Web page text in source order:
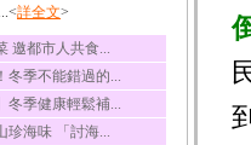
荔枝
荔枝性質溫和所含的營
養素有醣類、檸檬酸...
五味子
五味子性質溫熱所含營
養成分有揮發油、檸...
詳全文>
邀都市人共食...
冬季不能錯過的...
冬季健康輕鬆補...
珍海味 「討海...